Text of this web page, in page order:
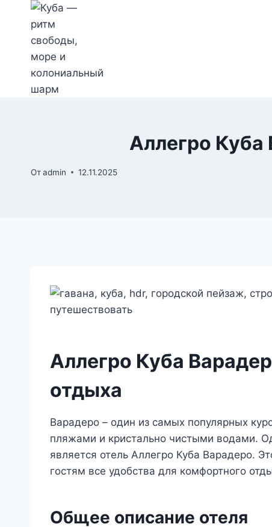
Перейти
содержимому
Аллегро Куба
Отadmin 12.11.2025
Аллегро Куба
отдыха
Варадеро – один из самых популярных
пляжами и кристально чистыми водами.
является отель Аллегро Куба Варадеро.
гостям все удобства для комфортного
Общее описание отеля